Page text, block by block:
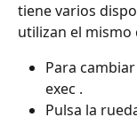
tiene varios
utilizan el mismo
Para
exec .
Pulsa la